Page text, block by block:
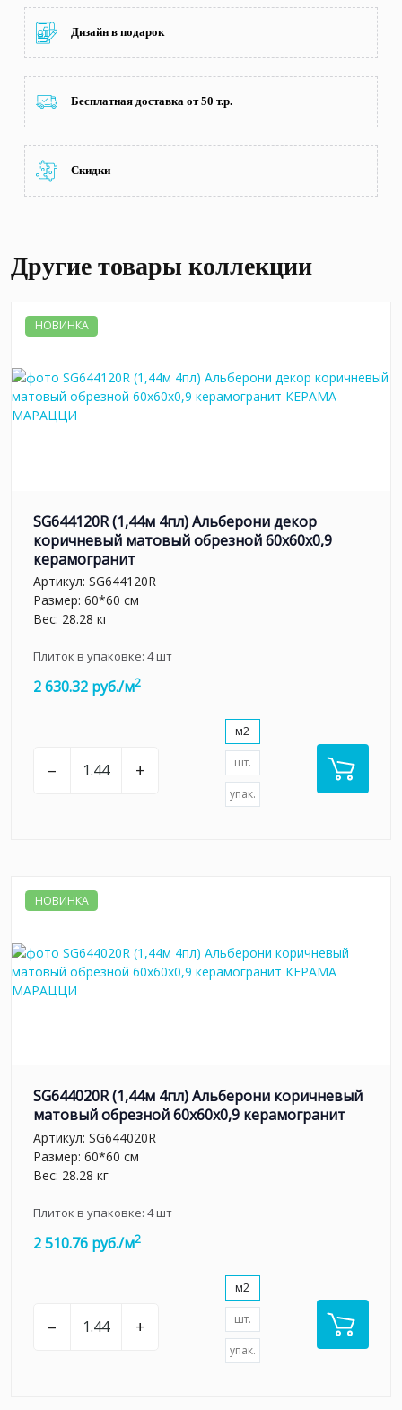
Дизайн в подарок
Бесплатная доставка от 50 т.р.
Скидки
Другие товары коллекции
НОВИНКА
SG644120R (1,44м 4пл) Альберони декор
коричневый матовый обрезной 60x60x0,9
керамогранит
Артикул: SG644120R
Размер: 60*60 см
Вес: 28.28 кг
Плиток в упаковке: 4шт
2 630.32 руб./м2
– +
м2
шт.
упак.
НОВИНКА
SG644020R (1,44м 4пл) Альберони коричневый
матовый обрезной 60x60x0,9 керамогранит
Артикул: SG644020R
Размер: 60*60 см
Вес: 28.28 кг
Плиток в упаковке: 4шт
2 510.76 руб./м2
– +
м2
шт.
упак.